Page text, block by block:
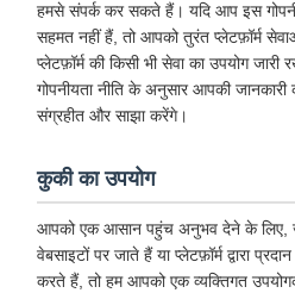
हमसे संपर्क कर सकते हैं। यदि आप इस
सहमत नहीं हैं, तो आपको तुरंत प्लेटफ़ॉर्म
प्लेटफ़ॉर्म की किसी भी सेवा का उपयोग
गोपनीयता नीति के अनुसार आपकी
संग्रहीत और साझा करेंगे।
कुकी का उपयोग
आपको एक आसान पहुंच अनुभव देने के लिए,
वेबसाइटों पर जाते हैं या प्लेटफ़ॉर्म द्वारा
करते हैं, तो हम आपको एक व्यक्तिगत